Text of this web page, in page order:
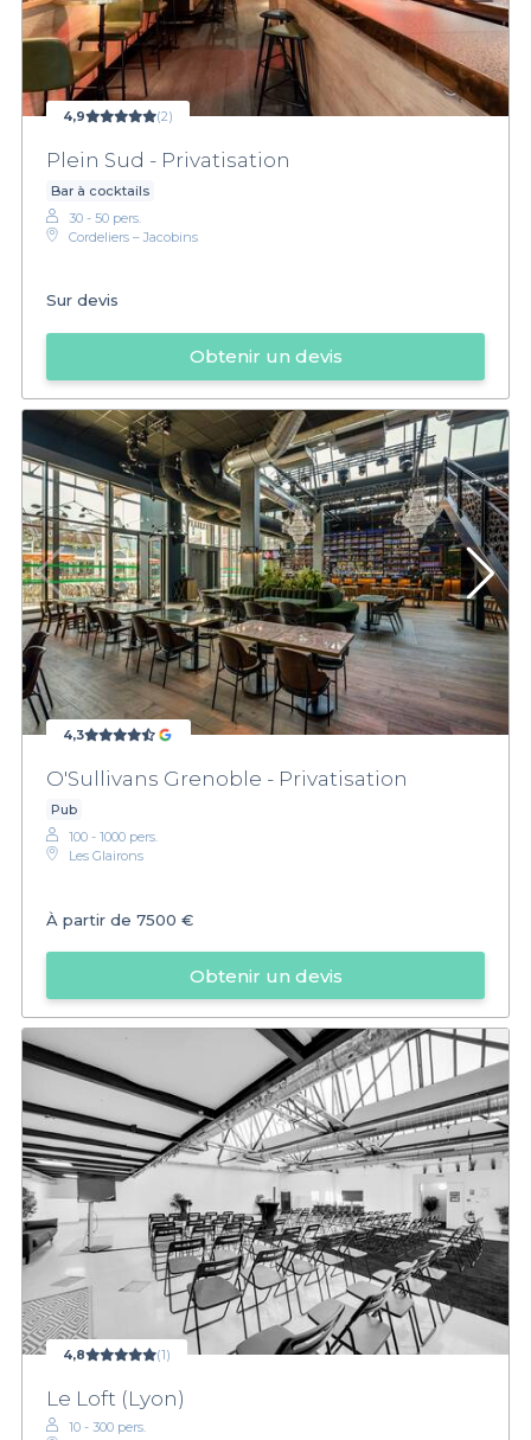
4,9 (2)
Plein Sud - Privatisation
Bar à cocktails
30 - 50 pers.
Cordeliers – Jacobins
Sur devis
Obtenir un devis
4,3
O'Sullivans Grenoble - Privatisation
Pub
100 - 1000 pers.
Les Glairons
À partir de 7500 €
Obtenir un devis
4,8 (1)
Le Loft (Lyon)
10 - 300 pers.